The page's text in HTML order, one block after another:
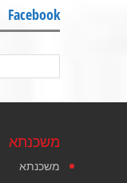
Facebook
משכנתא
משכנתא